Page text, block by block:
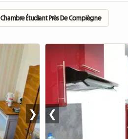
Chambre Étudiant Près De Compiègne
❯ ❮